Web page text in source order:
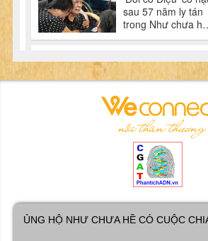
ỦNG HỘ NHƯ CHƯA HỀ CÓ CUỘC